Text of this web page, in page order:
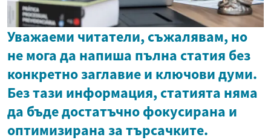
Уважаеми читатели, съжалявам, но
не мога да напиша пълна статия без
конкретно заглавие и ключови думи.
Без тази информация, статията няма
да бъде достатъчно фокусирана и
оптимизирана за търсачките.